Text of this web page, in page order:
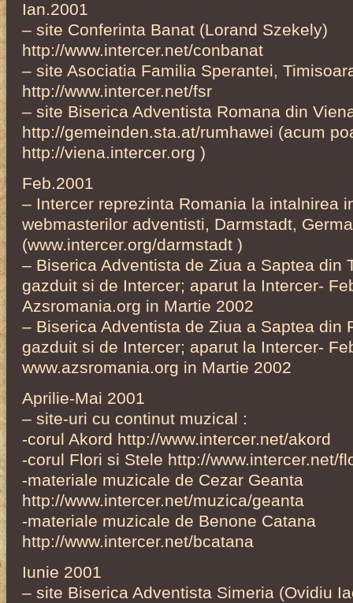
Ian.2001
– site Conferinta Banat (Lorand Szekely)
http://www.intercer.net/conbanat
– site Asociatia Familia Sperantei,
http://www.intercer.net/fsr
– site Biserica Adventista Romana din
http://gemeinden.sta.at/rumhawei (acum
http://viena.intercer.org )
Feb.2001
– Intercer reprezinta Romania la intalnirea
webmasterilor adventisti, Darmstadt,
(www.intercer.org/darmstadt )
– Biserica Adventista de Ziua a Saptea din
gazduit si de Intercer; aparut la Intercer-
Azsromania.org in Martie 2002
– Biserica Adventista de Ziua a Saptea din
gazduit si de Intercer; aparut la Intercer-
www.azsromania.org in Martie 2002
Aprilie-Mai 2001
– site-uri cu continut muzical :
-corul Akord http://www.intercer.net/akord
-corul Flori si Stele http://www.intercer.net/
-materiale muzicale de Cezar Geanta
http://www.intercer.net/muzica/geanta
-materiale muzicale de Benone Catana
http://www.intercer.net/bcatana
Iunie 2001
– site Biserica Adventista Simeria (Ovidiu